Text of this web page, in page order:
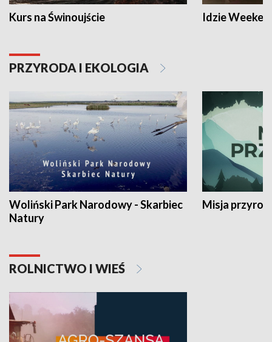
Kurs na Świnoujście Idzie
PRZYRODA I EKOLOGIA
Woliński Park Narodowy - Skarbiec
Natury
Misja
ROLNICTWO I WIEŚ